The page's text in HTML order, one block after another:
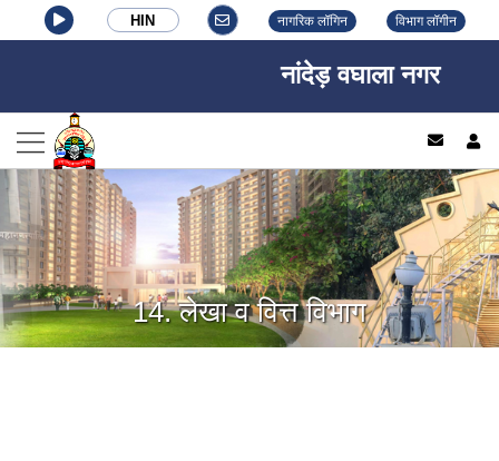
HIN नागरिक लॉगिन विभाग लॉगीन
नांदेड़ वघाला नगर
14. लेखा व वित्त विभाग